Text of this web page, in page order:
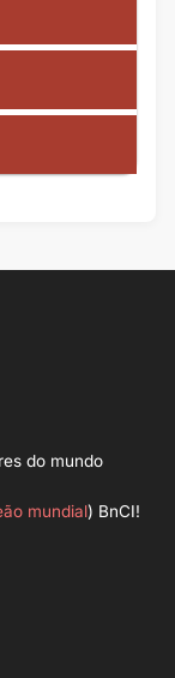
do mundo
mundial) BnCI!